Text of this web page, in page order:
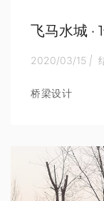
飞马水城 ·
2020/03/15 |
桥梁设计